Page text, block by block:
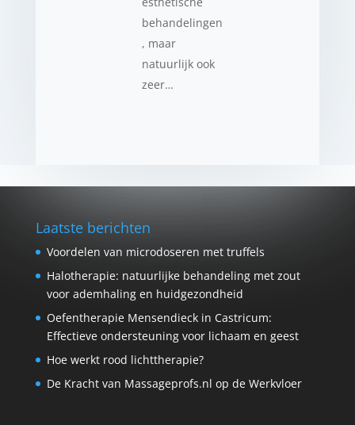
behandelingen
, maar
natuurlijk ook
zeer…
Laatste berichten
Voordelen van microdoseren met truffels
Halotherapie: natuurlijke behandeling met zout
voor ademhaling en huidgezondheid
Oefentherapie Mensendieck in Castricum:
Effectieve ondersteuning voor lichaam en geest
Hoe werkt rood lichttherapie?
De Kracht van Massageprofs.nl op de Werkvloer